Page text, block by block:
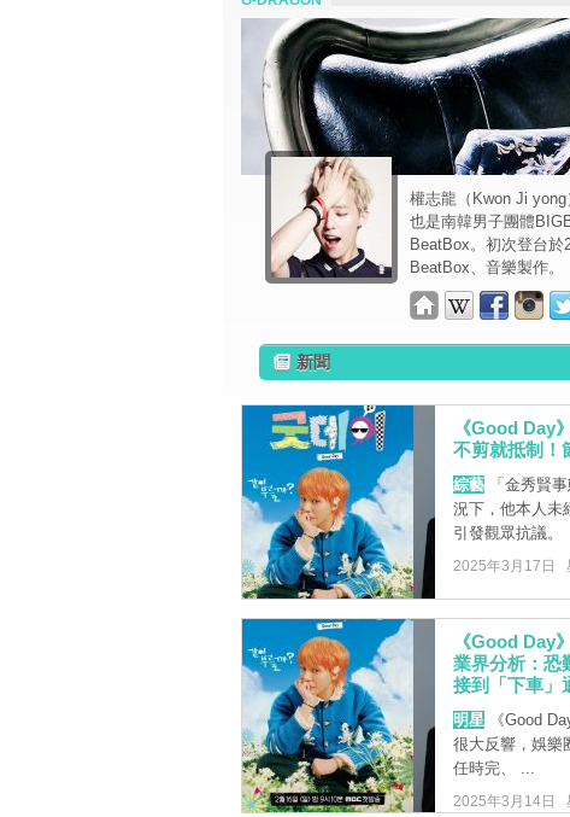
權志龍（Kwon Ji
也是南韓男子團體
BeatBox。初次登台於
BeatBox、音樂製作。
新聞
《Good Day
不剪就抵制！
綜藝「金秀賢事
況下，他本人未
引發觀眾抗議。
2025年3月17日
《Good Day
業界分析：恐
接到「下車」
明星《Good
很大反響，娛樂
任時完、 ...
2025年3月14日